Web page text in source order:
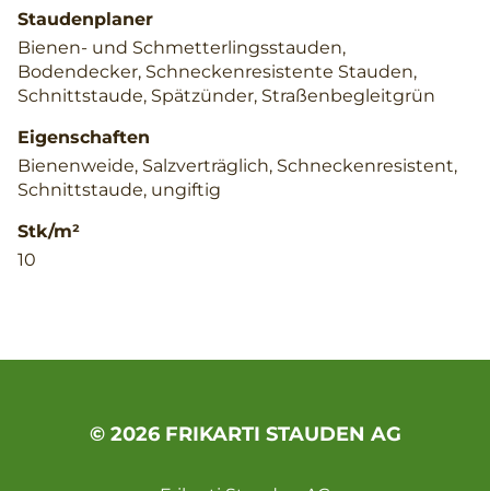
Staudenplaner
Bienen- und Schmetterlingsstauden,
Bodendecker, Schneckenresistente Stauden,
Schnittstaude, Spätzünder, Straßenbegleitgrün
Eigenschaften
Bienenweide, Salzverträglich, Schneckenresistent,
Schnittstaude, ungiftig
Stk/m²
10
© 2026 FRIKARTI STAUDEN AG